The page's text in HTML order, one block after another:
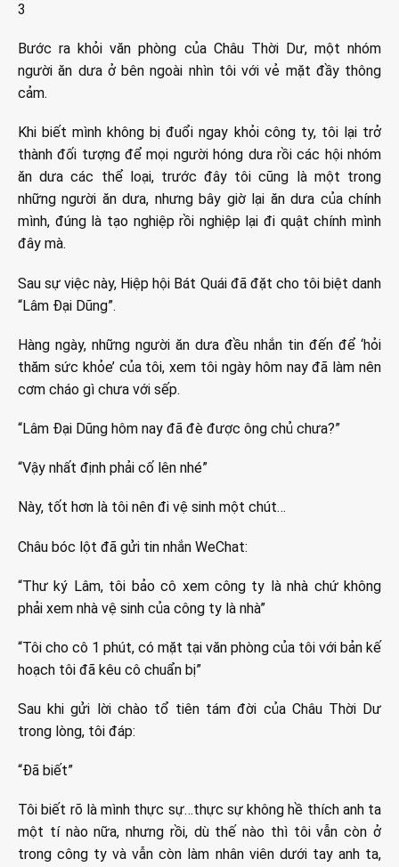
3
Bước ra khỏi văn phòng của Châu Thời Dư, một nhóm
người ăn dưa ở bên ngoài nhìn tôi với vẻ mặt đầy thông
cảm.
Khi biết mình không bị đuổi ngay khỏi công ty, tôi lại trở
thành đối tượng để mọi người hóng dưa rồi các hội nhóm
ăn dưa các thể loại, trước đây tôi cũng là một trong
những người ăn dưa, nhưng bây giờ lại ăn dưa của chính
mình, đúng là tạo nghiệp rồi nghiệp lại đi quật chính mình
đây mà.
Sau sự việc này, Hiệp hội Bát Quái đã đặt cho tôi biệt danh
“Lâm Đại Dũng”.
Hàng ngày, những người ăn dưa đều nhắn tin đến để ‘hỏi
thăm sức khỏe’ của tôi, xem tôi ngày hôm nay đã làm nên
cơm cháo gì chưa với sếp.
“Lâm Đại Dũng hôm nay đã đè được ông chủ chưa?”
“Vậy nhất định phải cố lên nhé”
Này, tốt hơn là tôi nên đi vệ sinh một chút…
Châu bóc lột đã gửi tin nhắn WeChat:
“Thư ký Lâm, tôi bảo cô xem công ty là nhà chứ không
phải xem nhà vệ sinh của công ty là nhà”
“Tôi cho cô 1 phút, có mặt tại văn phòng của tôi với bản kế
hoạch tôi đã kêu cô chuẩn bị”
Sau khi gửi lời chào tổ tiên tám đời của Châu Thời Dư
trong lòng, tôi đáp:
“Đã biết”
Tôi biết rõ là mình thực sự…thực sự không hề thích anh ta
một tí nào nữa, nhưng rồi, dù thế nào thì tôi vẫn còn ở
trong công ty và vẫn còn làm nhân viên dưới tay anh ta,